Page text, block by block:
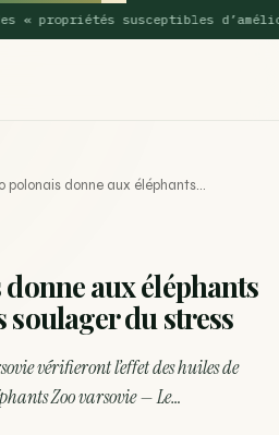
propriétés susceptibles
que la vaporisation du
ACTU
polonais donne aux éléphants…
aux éléphants
soulager du stress
vérifieront l’effet des huiles de
Zoo varsovie — Le…